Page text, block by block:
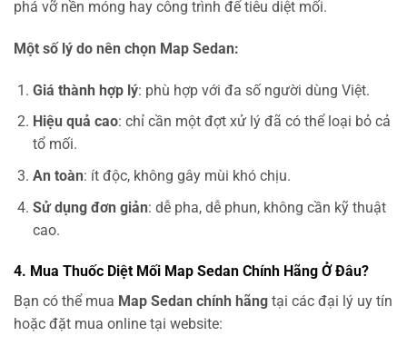
phá vỡ nền móng hay công trình để tiêu diệt mối.
Một số lý do nên chọn Map Sedan:
Giá thành hợp lý: phù hợp với đa số người dùng Việt.
Hiệu quả cao: chỉ cần một đợt xử lý đã có thể loại bỏ cả
tổ mối.
An toàn: ít độc, không gây mùi khó chịu.
Sử dụng đơn giản: dễ pha, dễ phun, không cần kỹ thuật
cao.
4. Mua Thuốc Diệt Mối Map Sedan Chính Hãng Ở Đâu?
Bạn có thể mua Map Sedan chính hãng tại các đại lý uy tín
hoặc đặt mua online tại website: